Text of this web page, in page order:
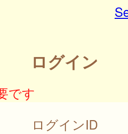
ログイン
です
ログインID